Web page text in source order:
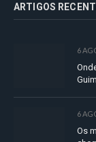
ARTIGOS
6
6
Os